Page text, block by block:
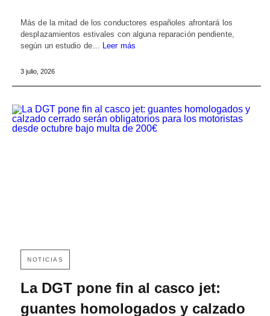
Más de la mitad de los conductores españoles afrontará los
desplazamientos estivales con alguna reparación pendiente,
según un estudio de… Leer más
3 julio, 2026
NOTICIAS
La DGT pone fin al casco jet:
guantes homologados y calzado